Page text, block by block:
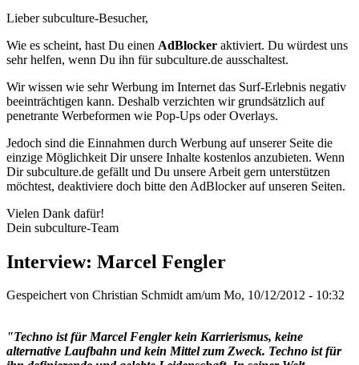
Lieber subculture-Besucher,
Wie es scheint, hast Du einen AdBlocker aktiviert. Du würdest uns
sehr helfen, wenn Du ihn für subculture.de ausschaltest.
Wir wissen wie sehr Werbung im Internet das Surf-Erlebnis negativ
beeinträchtigen kann. Deshalb verzichten wir grundsätzlich auf
penetrante Werbeformen wie Pop-Ups oder Overlays.
Jedoch sind die Einnahmen durch Werbung auf unserer Seite die
einzige Möglichkeit Dir unsere Inhalte kostenlos anzubieten. Wenn
Dir subculture.de gefällt und Du unsere Arbeit gern unterstützen
möchtest, deaktiviere doch bitte den AdBlocker auf unseren Seiten.
Vielen Dank dafür!
Dein subculture-Team
Interview: Marcel Fengler
Gespeichert von Christian Schmidtam/um Mo, 10/12/2012 - 10:32
"Techno ist für Marcel Fengler kein Karrierismus, keine
alternative Laufbahn und kein Mittel zum Zweck. Techno ist für